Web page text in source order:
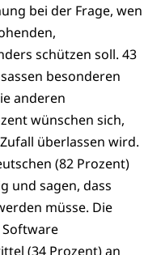
bei der Frage, wen
schützen soll. 43
besonderen
anderen
wünschen sich,
überlassen wird.
(82 Prozent)
und sagen, dass
müsse. Die
(34 Prozent) an